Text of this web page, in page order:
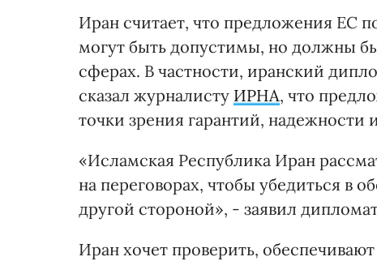
Иран считает, что предложения ЕС
могут быть допустимы, но должны
сферах. В частности, иранский
сказал журналисту ИРНА, что
точки зрения гарантий, надежности
«Исламская Республика Иран
на переговорах, чтобы убедиться в
другой стороной», - заявил
Иран хочет проверить,